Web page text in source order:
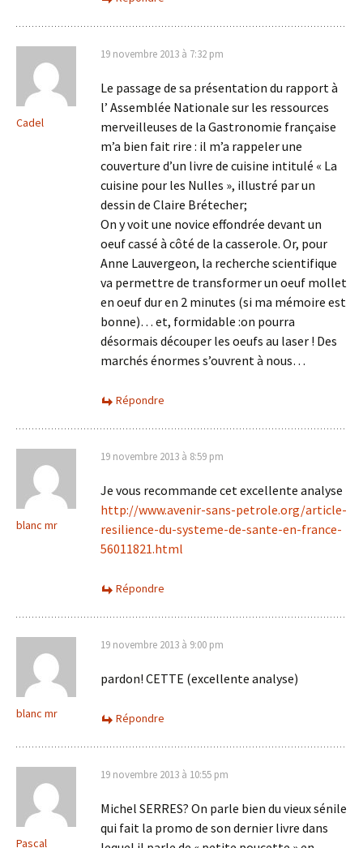
Cadel
19 novembre 2013 à 7:32 pm
Le passage de sa présentation du rapport à
l’ Assemblée Nationale sur les ressources
merveilleuses de la Gastronomie française
m’a bien fait rire : il m’a rappeler une
couverture d’un livre de cuisine intitulé « La
cuisine pour les Nulles », illustré par un
dessin de Claire Brétecher;
On y voit une novice effondrée devant un
oeuf cassé à côté de la casserole. Or, pour
Anne Lauvergeon, la recherche scientifique
va permettre de transformer un oeuf mollet
en oeuf dur en 2 minutes (si ma mémoire est
bonne)… et, formidable :on pourra
désormais découper les oeufs au laser ! Des
marchés énormes s’ouvrent à nous…
Répondre
blanc mr
19 novembre 2013 à 8:59 pm
Je vous recommande cet excellente analyse
http://www.avenir-sans-petrole.org/article-
resilience-du-systeme-de-sante-en-france-
56011821.html
Répondre
blanc mr
19 novembre 2013 à 9:00 pm
pardon! CETTE (excellente analyse)
Répondre
Pascal
19 novembre 2013 à 10:55 pm
Michel SERRES? On parle bien du vieux sénile
qui fait la promo de son dernier livre dans